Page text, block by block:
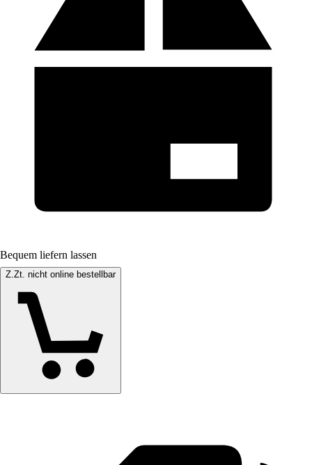
Bequem liefern lassen
Z.Zt. nicht online bestellbar